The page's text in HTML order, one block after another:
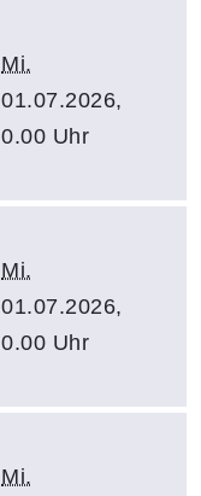
Mi.
01.07.2026,
0.00 Uhr
Mi.
01.07.2026,
0.00 Uhr
Mi.